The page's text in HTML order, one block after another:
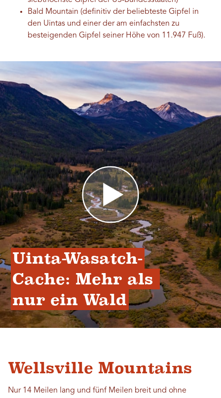
Bald Mountain (definitiv der beliebteste Gipfel in
den Uintas und einer der am einfachsten zu
besteigenden Gipfel seiner Höhe von 11.947 Fuß).
Uinta-Wasatch-
Cache: Mehr als
nur ein Wald
Wellsville Mountains
Nur 14 Meilen lang und fünf Meilen breit und ohne